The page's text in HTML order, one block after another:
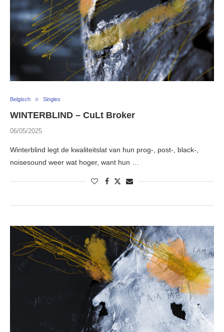
Belgisch Singles
WINTERBLIND – CuLt Broker
06/05/2025
Winterblind legt de kwaliteitslat van hun prog-, post-, black-,
noisesound weer wat hoger, want hun …